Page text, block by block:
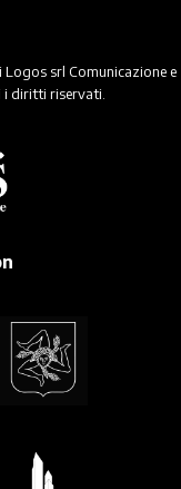
srl Comunicazione e
i diritti riservati.